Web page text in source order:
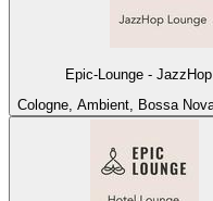
Epic-Lounge -
Cologne, Ambient, Bossa